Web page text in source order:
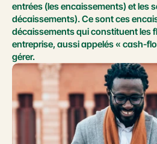
entrées (les encaissements) et les
décaissements). Ce sont ces
décaissements qui constituent les
entreprise, aussi appelés « cash-
gérer.